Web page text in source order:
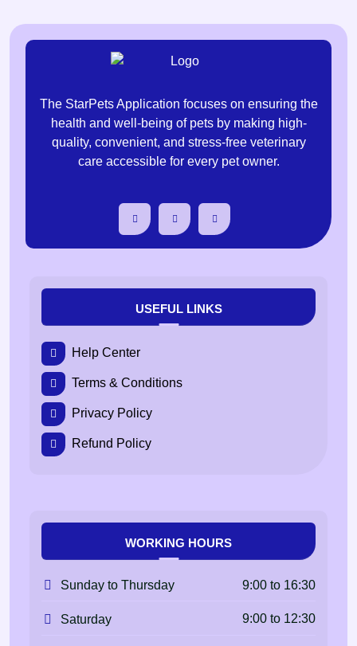
The StarPets Application focuses on ensuring the
health and well-being of pets by making high-
quality, convenient, and stress-free veterinary
care accessible for every pet owner.
USEFUL LINKS
Help Center
Terms & Conditions
Privacy Policy
Refund Policy
WORKING HOURS
Sunday to Thursday 9:00 to 16:30
Saturday 9:00 to 12:30